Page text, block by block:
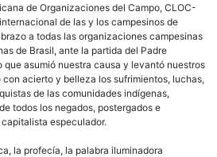
de Organizaciones del Campo, CLOC-
de las y los campesinos de
a todas las organizaciones campesinas
de Brasil, ante la partida del Padre
asumió nuestra causa y levantó nuestros
acierto y belleza los sufrimientos, luchas,
de las comunidades indígenas,
todos los negados, postergados e
especulador.
la profecía, la palabra iluminadora